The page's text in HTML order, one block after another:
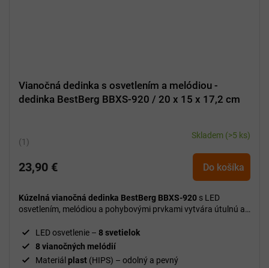
Vianočná dedinka s osvetlením a melódiou -
dedinka BestBerg BBXS-920 / 20 x 15 x 17,2 cm
Priemerné
produktu
5,0
z
hviezdičiek.
Skladem (>5 ks)
23,90 € Do košíka
Kúzelná vianočná dedinka BestBerg BBXS-920 s LED
osvetlením, melódiou a pohybovými prvkami vytvára útulnú a
LED osvetlenie – 8 svetielok
8 vianočných melódií
Materiál plast (HIPS) – odolný a pevný